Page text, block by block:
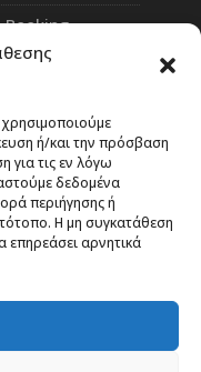
ή/και την πρόσβαση
για τις εν λόγω
δεδομένα
περιήγησης ή
Η μη συγκατάθεση
επηρεάσει αρνητικά